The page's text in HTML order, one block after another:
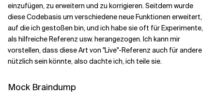
einzufügen, zu erweitern und zu korrigieren. Seitdem wurde
diese Codebasis um verschiedene neue Funktionen erweitert,
auf die ich gestoßen bin, und ich habe sie oft für Experimente,
als hilfreiche Referenz usw. herangezogen. Ich kann mir
vorstellen, dass diese Art von "Live"-Referenz auch für andere
nützlich sein könnte, also dachte ich, ich teile sie.
Mock Braindump